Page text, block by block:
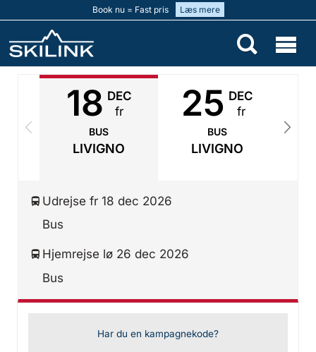
Book nu = Fast pris Læs mere
18 DEC
fr
BUS
LIVIGNO
25 DEC
fr
BUS
LIVIGNO
Udrejse fr 18 dec 2026
Bus
Hjemrejse lø 26 dec 2026
Bus
Har du en kampagnekode?